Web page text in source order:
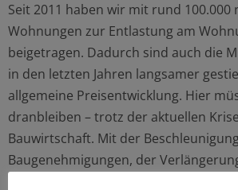
Seit 2011 haben wir mit rund 100.000
Wohnungen zur Entlastung am
beigetragen. Dadurch sind auch die
in den letzten Jahren langsamer
allgemeine Preisentwicklung. Hier
dranbleiben – trotz der aktuellen
Bauwirtschaft. Mit der
Baugenehmigungen, der